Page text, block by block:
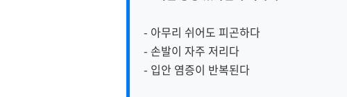
- 아무리 쉬어도 피곤하다
- 손발이 자주 저리다
- 입안 염증이 반복된다